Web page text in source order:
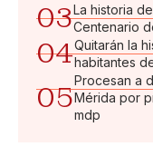
03La historia
Centenario
04Quitarán la
habitantes
05
Procesan a
Mérida por
mdp